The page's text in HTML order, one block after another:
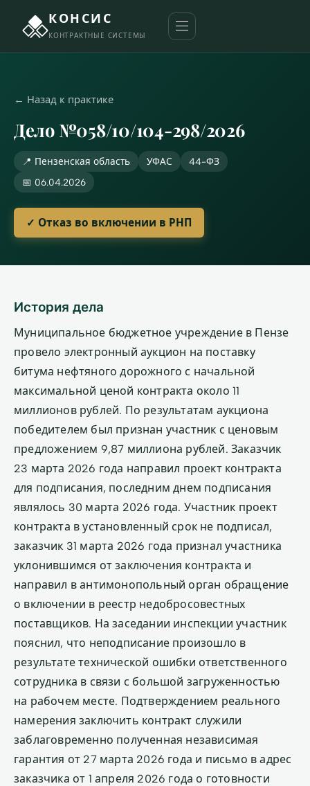
КОНСИС
КОНТРАКТНЫЕ СИСТЕМЫ
← Назад к практике
Дело №058/10/104-298/2026
📍 Пензенская область УФАС
44-ФЗ
📅 06.04.2026
✓ Отказ во включении в РНП
История дела
Муниципальное бюджетное учреждение в Пензе
провело электронный аукцион на поставку
битума нефтяного дорожного с начальной
максимальной ценой контракта около 11
миллионов рублей. По результатам аукциона
победителем был признан участник с ценовым
предложением 9,87 миллиона рублей. Заказчик
23 марта 2026 года направил проект контракта
для подписания, последним днем подписания
являлось 30 марта 2026 года. Участник проект
контракта в установленный срок не подписал,
заказчик 31 марта 2026 года признал участника
уклонившимся от заключения контракта и
направил в антимонопольный орган обращение
о включении в реестр недобросовестных
поставщиков. На заседании инспекции участник
пояснил, что неподписание произошло в
результате технической ошибки ответственного
сотрудника в связи с большой загруженностью
на рабочем месте. Подтверждением реального
намерения заключить контракт служили
заблаговременно полученная независимая
гарантия от 27 марта 2026 года и письмо в адрес
заказчика от 1 апреля 2026 года о готовности